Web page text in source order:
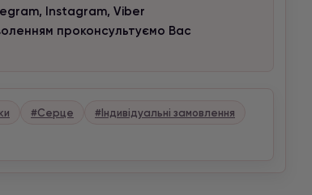
Instagram, Viber
проконсультуємо Вас
#Серце
#Індивідуальні замовлення